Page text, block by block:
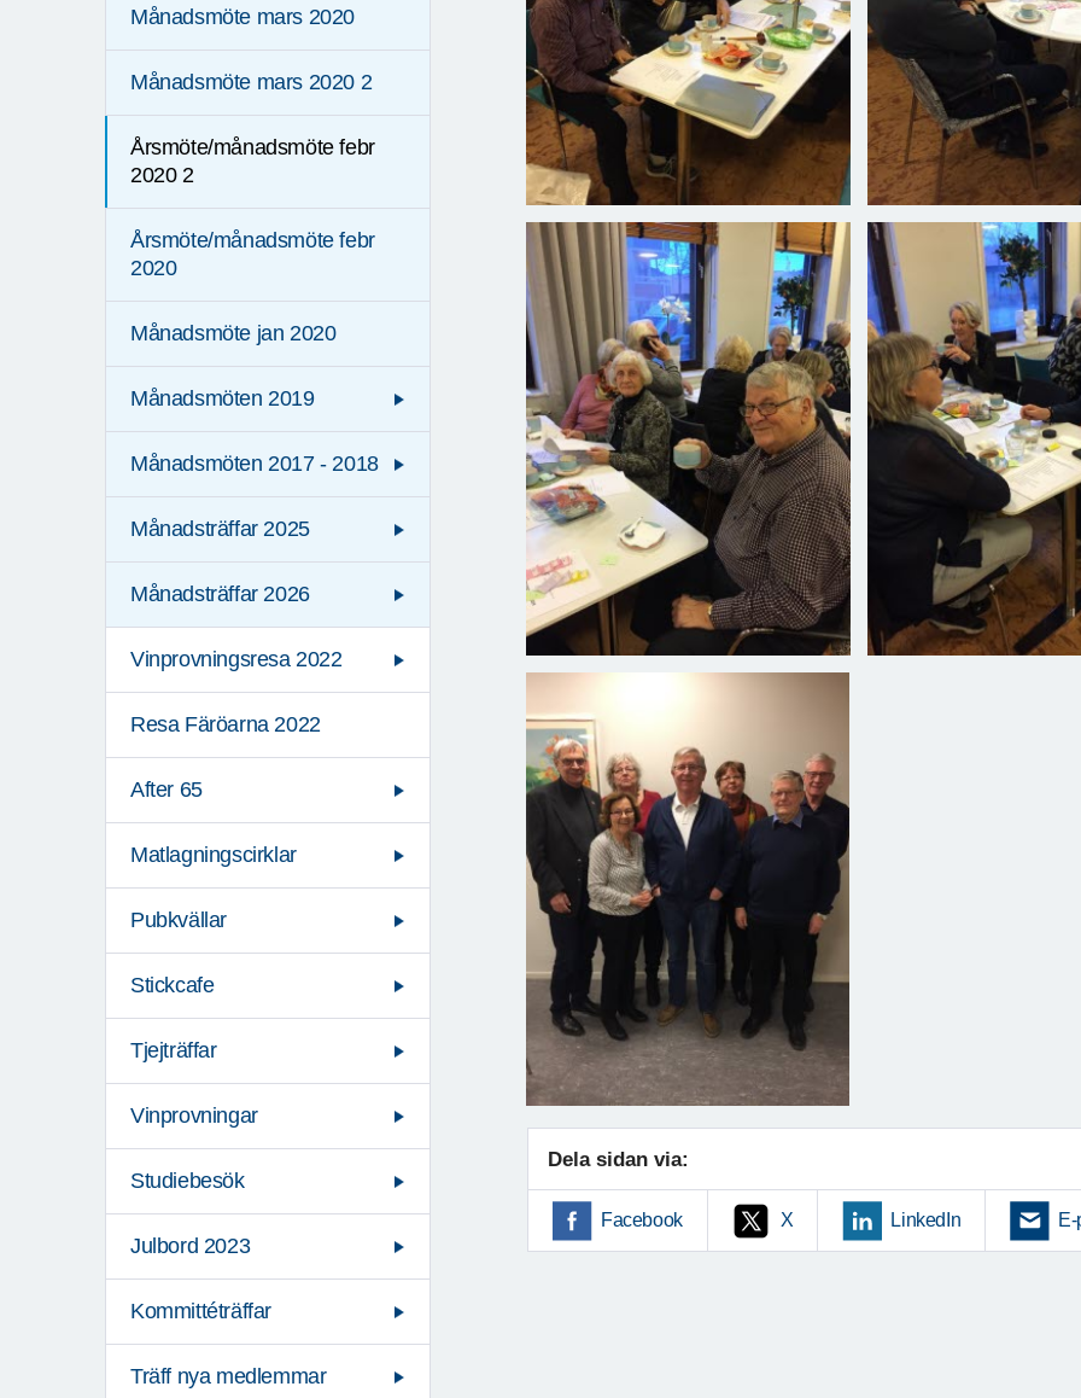
Månadsmöte mars 2020
Månadsmöte mars 2020 2
Årsmöte/månadsmöte febr
2020 2
Årsmöte/månadsmöte febr
2020
Månadsmöte jan 2020
Månadsmöten 2019
Månadsmöten 2017 - 2018
Månadsträffar 2025
Månadsträffar 2026
Vinprovningsresa 2022
Resa Färöarna 2022
After 65
Matlagningscirklar
Pubkvällar
Stickcafe
Tjejträffar
Vinprovningar
Studiebesök
Julbord 2023
Kommittéträffar
Träff nya medlemmar
Dela sidan via:
Facebook X LinkedIn